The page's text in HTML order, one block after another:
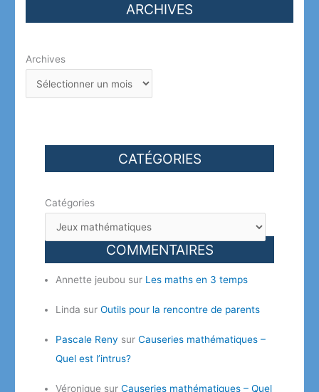
ARCHIVES
Archives
CATÉGORIES
Catégories
COMMENTAIRES
Annette jeubou sur Les maths en 3 temps
Linda surOutils pour la rencontre de parents
Pascale Reny surCauseries mathématiques –
Quel est l’intrus?
Véronique surCauseries mathématiques – Quel